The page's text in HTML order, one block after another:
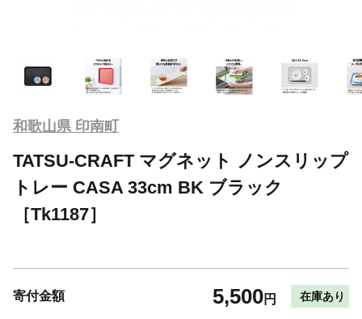
和歌山県 印南町
TATSU-CRAFT マグネット ノンスリップ
トレー CASA 33cm BK ブラック
［Tk1187］
寄付金額 5,500円 在庫あり